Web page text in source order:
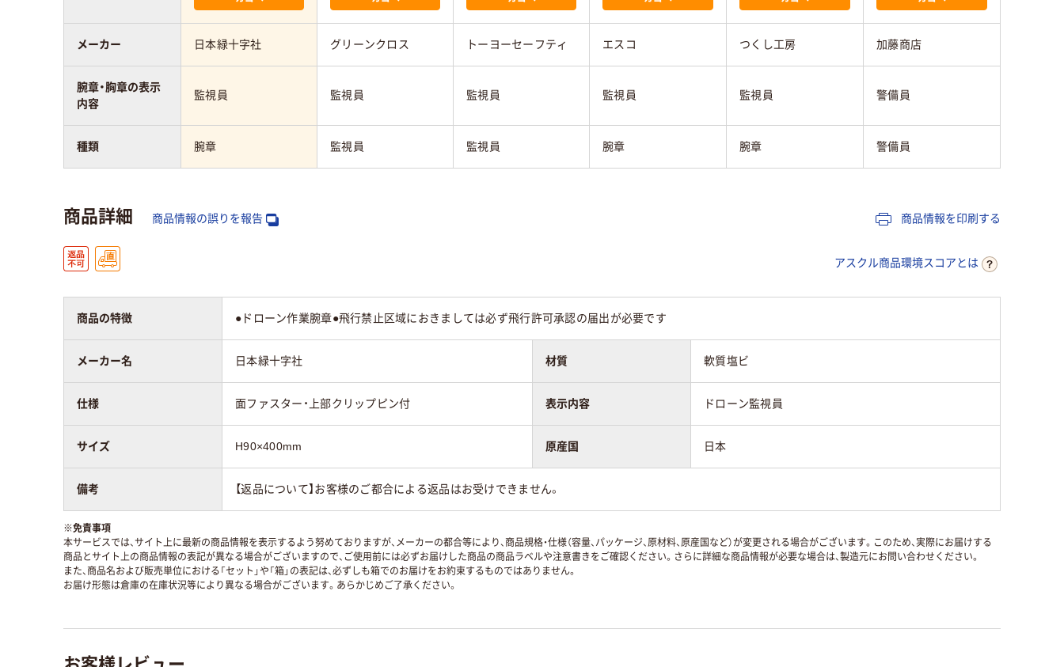
メーカー 日本緑十字社 グリーンクロス トーヨーセーフティ エスコ つくし工房 加藤商店
腕章・胸章の表示
内容
監視員 監視員 監視員 監視員 監視員 警備員
種類 腕章 監視員 監視員 腕章 腕章 警備員
商品詳細 商品情報の誤りを報告 商品情報を印刷する
アスクル商品環境スコアとは
商品の特徴 ●ドローン作業腕章●飛行禁止区域におきましては必ず飛行許可承認の届出が必要です
メーカー名 日本緑十字社 材質 軟質塩ビ
仕様 面ファスター・上部クリップピン付 表示内容 ドローン監視員
サイズ H90×400mm 原産国 日本
備考 【返品について】お客様のご都合による返品はお受けできません。
※免責事項
本サービスでは、サイト上に最新の商品情報を表示するよう努めておりますが、メーカーの都合等により、商品規格・仕様（容量、パッケージ、原材料、原産国など）が変更される場合がございます。このため、実際にお届けする
商品とサイト上の商品情報の表記が異なる場合がございますので、ご使用前には必ずお届けした商品の商品ラベルや注意書きをご確認ください。さらに詳細な商品情報が必要な場合は、製造元にお問い合わせください。
また、商品名および販売単位における「セット」や「箱」の表記は、必ずしも箱でのお届けをお約束するものではありません。
お届け形態は倉庫の在庫状況等により異なる場合がございます。あらかじめご了承ください。